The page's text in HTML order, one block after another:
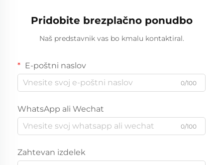
Pridobite brezplačno ponudbo
Naš predstavnik vas bo kmalu kontaktiral.
E-poštni naslov
0/100
WhatsApp ali Wechat
0/100
Zahtevan izdelek